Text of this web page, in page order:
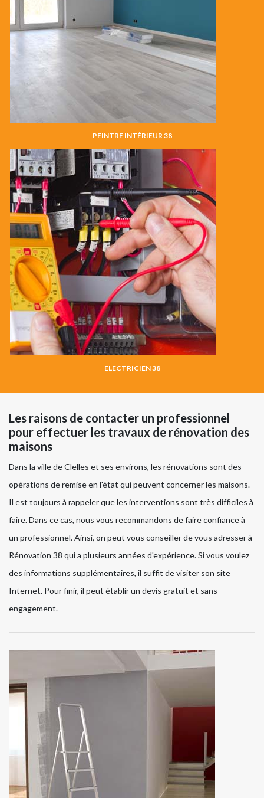
PEINTRE INTÉRIEUR 38
ELECTRICIEN 38
Les raisons de contacter un professionnel
pour effectuer les travaux de rénovation des
maisons
Dans la ville de Clelles et ses environs, les rénovations sont des
opérations de remise en l'état qui peuvent concerner les maisons.
Il est toujours à rappeler que les interventions sont très difficiles à
faire. Dans ce cas, nous vous recommandons de faire confiance à
un professionnel. Ainsi, on peut vous conseiller de vous adresser à
Rénovation 38 qui a plusieurs années d'expérience. Si vous voulez
des informations supplémentaires, il suffit de visiter son site
Internet. Pour finir, il peut établir un devis gratuit et sans
engagement.